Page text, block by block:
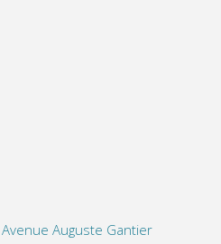
Auguste Gantier